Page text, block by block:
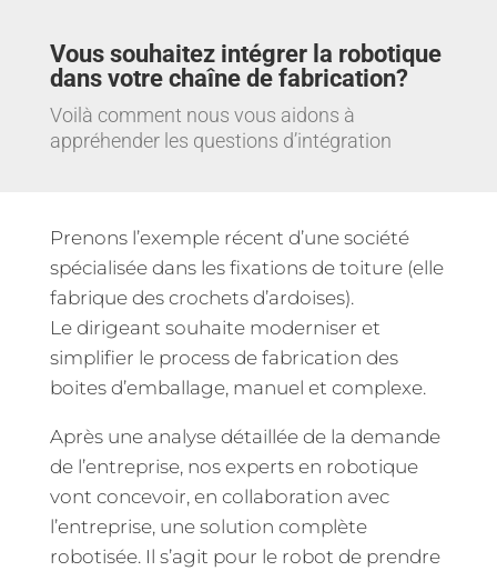
Vous souhaitez intégrer la robotique
dans votre chaîne de fabrication?
Voilà comment nous vous aidons à
appréhender les questions d’intégration
Prenons l’exemple récent d’une société
spécialisée dans les fixations de toiture (elle
fabrique des crochets d’ardoises).
Le dirigeant souhaite moderniser et
simplifier le process de fabrication des
boites d’emballage, manuel et complexe.
Après une analyse détaillée de la demande
de l’entreprise, nos experts en robotique
vont concevoir, en collaboration avec
l’entreprise, une solution complète
robotisée. Il s’agit pour le robot de prendre